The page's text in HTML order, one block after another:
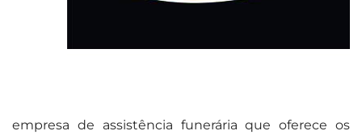
empresa de assistência funerária que oferece os